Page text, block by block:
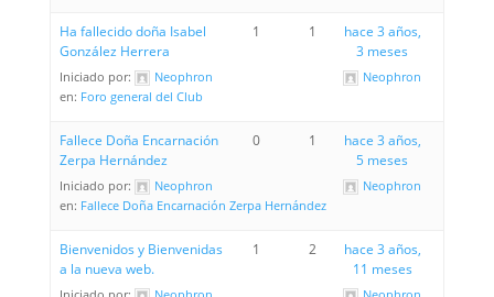
Ha fallecido doña Isabel
González Herrera
Iniciado por:
Neophron
en: Foro general del Club
1 1
hace 3 años,
3 meses
Neophron
Fallece Doña Encarnación
Zerpa Hernández
Iniciado por:
Neophron
en: Fallece Doña Encarnación Zerpa Hernández
0 1
hace 3 años,
5 meses
Neophron
Bienvenidos y Bienvenidas
a la nueva web.
1 2
hace 3 años,
11 meses